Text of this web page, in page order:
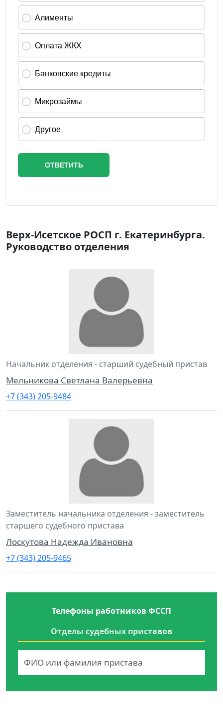
Верх-Исетское РОСП г. Екатеринбурга.
Руководство отделения
Начальник отделения - старший судебный пристав
Мельникова Светлана Валерьевна
+7 (343) 205-9484
Заместитель начальника отделения - заместитель
старшего судебного пристава
Лоскутова Надежда Ивановна
+7 (343) 205-9465
Телефоны работников ФССП
Отделы судебных приставов